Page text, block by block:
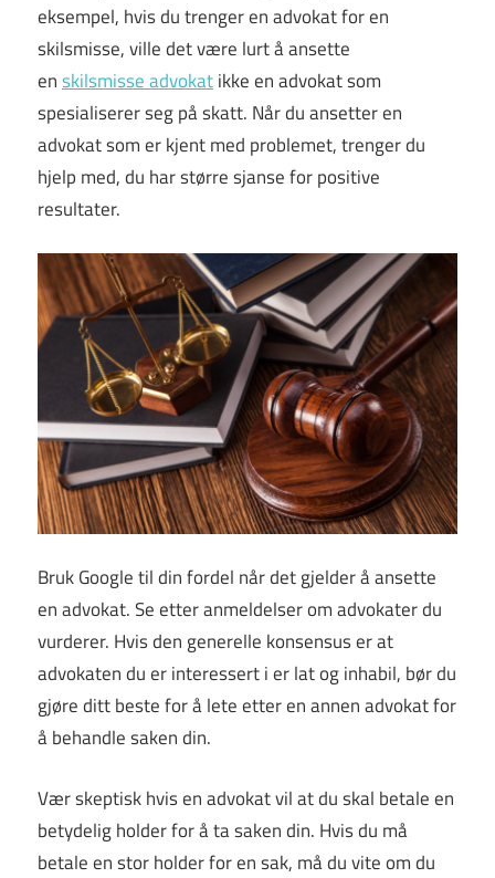
eksempel, hvis du trenger en advokat for en
skilsmisse, ville det være lurt å ansette
enskilsmisse advokatikke en advokat som
spesialiserer seg på skatt. Når du ansetter en
advokat som er kjent med problemet, trenger du
hjelp med, du har større sjanse for positive
resultater.
Bruk Google til din fordel når det gjelder å ansette
en advokat. Se etter anmeldelser om advokater du
vurderer. Hvis den generelle konsensus er at
advokaten du er interessert i er lat og inhabil, bør du
gjøre ditt beste for å lete etter en annen advokat for
å behandle saken din.
Vær skeptisk hvis en advokat vil at du skal betale en
betydelig holder for å ta saken din. Hvis du må
betale en stor holder for en sak, må du vite om du